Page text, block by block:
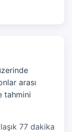
arası
tahmini
77 dakika